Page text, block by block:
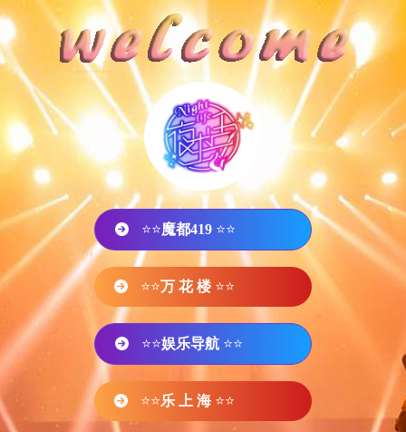
⭐⭐魔都419 ⭐⭐
⭐⭐万 花 楼 ⭐⭐
⭐⭐娱乐导航 ⭐⭐
⭐⭐乐 上 海 ⭐⭐